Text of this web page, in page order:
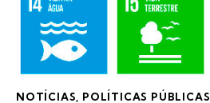
NOTÍCIAS, POLÍTICAS PÚBLICAS